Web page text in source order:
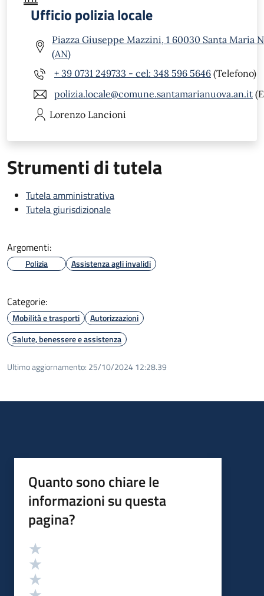
Ufficio polizia locale
Piazza Giuseppe Mazzini, 1 60030 Santa Maria
(AN)
+ 39 0731 249733 - cel: 348 596 5646 (Telefono)
polizia.locale@comune.santamarianuova.an.it
Lorenzo Lancioni
Strumenti di tutela
Tutela amministrativa
Tutela giurisdizionale
Argomenti:
Polizia Assistenza agli invalidi
Categorie:
Mobilità e trasporti
Autorizzazioni
Salute, benessere e assistenza
Ultimo aggiornamento: 25/10/2024 12:28.39
Quanto sono chiare le
informazioni su questa
pagina?
Valutazione